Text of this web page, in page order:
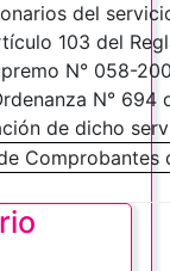
del
103 del
N° 058-
N° 694
de dicho
Comprobantes